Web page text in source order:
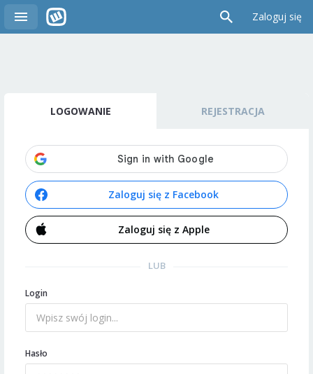
Zaloguj się
LOGOWANIE REJESTRACJA
Zaloguj się z Facebook
Zaloguj się z Apple
LUB
Login
Hasło